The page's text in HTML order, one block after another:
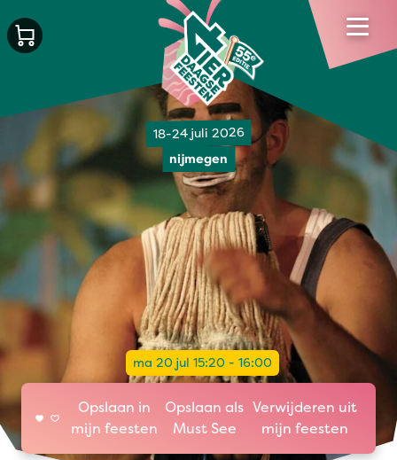
18-24 juli 2026
nijmegen
ma 20 jul 15:20 - 16:00
Opslaan in
mijn feesten
Opslaan als
Must See
Verwijderen uit
mijn feesten